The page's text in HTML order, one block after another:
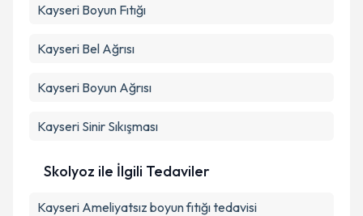
Kayseri Boyun Fıtığı
Kayseri Bel Ağrısı
Kayseri Boyun Ağrısı
Kayseri Sinir Sıkışması
Skolyoz ile İlgili Tedaviler
Kayseri Ameliyatsız boyun fıtığı tedavisi